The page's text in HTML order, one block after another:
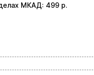
МКАД: 499 р.